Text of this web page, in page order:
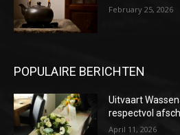
February 25, 2026
POPULAIRE BERICHTEN
Uitvaart
respectvol
April 11, 2026